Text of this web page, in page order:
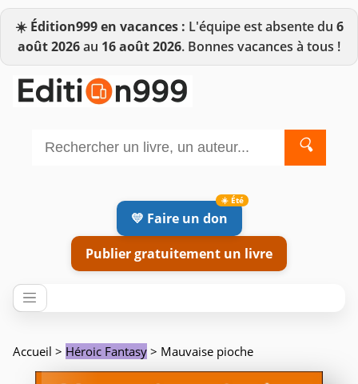
☀️ Édition999 en vacances : L'équipe est absente du 6
août 2026au 16 août 2026. Bonnes vacances à tous !
🔍
💛 Faire un don
Publier gratuitement un livre
Accueil > Héroic Fantasy > Mauvaise pioche